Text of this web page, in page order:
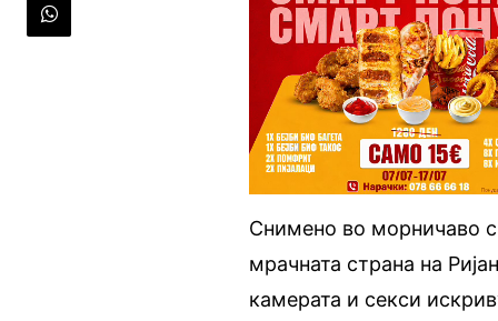
Снимено во морничаво
мрачната страна на
камерата и секси